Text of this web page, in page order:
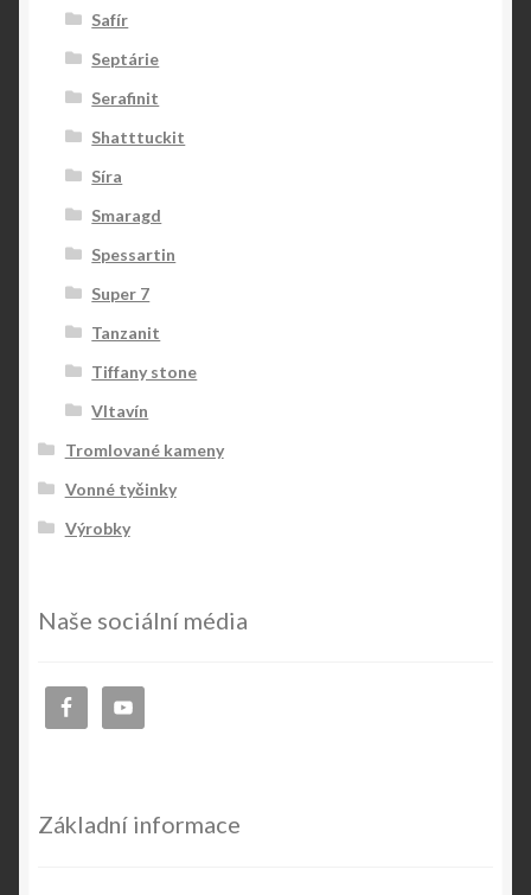
Safír
Septárie
Serafinit
Shatttuckit
Síra
Smaragd
Spessartin
Super 7
Tanzanit
Tiffany stone
Vltavín
Tromlované kameny
Vonné tyčinky
Výrobky
Naše sociální média
Základní informace